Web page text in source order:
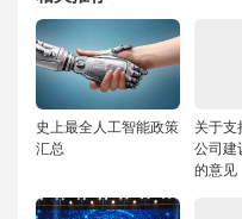
史上最全人工智能政策
汇总
关于支
公司建
的意见